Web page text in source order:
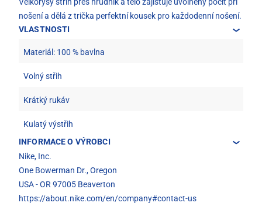
Velkorysý střih přes hrudník a tělo zajišťuje uvolněný pocit při
nošení a dělá z trička perfektní kousek pro každodenní nošení.
VLASTNOSTI
Materiál: 100 % bavlna
Volný střih
Krátký rukáv
Kulatý výstřih
INFORMACE O VÝROBCI
Nike, Inc.
One Bowerman Dr., Oregon
USA - OR 97005 Beaverton
https://about.nike.com/en/company#contact-us